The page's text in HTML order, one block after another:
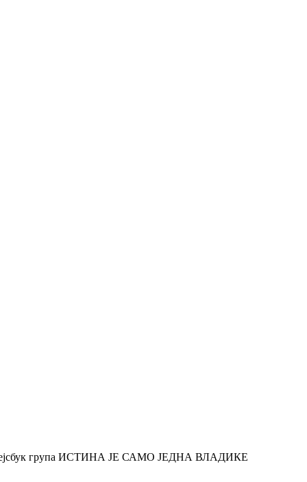
Фејсбук група ИСТИНА ЈЕ САМО ЈЕДНА ВЛАДИКЕ